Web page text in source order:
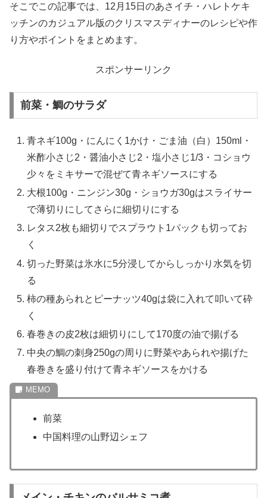
そこでこの記事では、12月15日のあさイチ・ハレトケキ
ッチンのカジュアル版のクリスマスディナーのレシピや作
り方やポイントをまとめます。
スポンサーリンク
前菜・鯛のサラダ
青ネギ100g・にんにく1かけ・ごま油（白）150ml・
米酢小さじ2・醤油小さじ2・塩小さじ1/3・コショウ
少々をミキサーで混ぜて青ネギソースにする
大根100g・ニンジン30g・ショウガ30gはスライサー
で薄切りにしてさらに細切りにする
レタス2枚も細切りでスプラウト1パックも切ってお
く
切った野菜は氷水に5分浸してからしっかり水気を切
る
柿の種あられとピーナッツ40gは袋に入れて叩いて砕
く
春巻きの皮2枚は細切りにして170度の油で揚げる
中央の鯛の刺身250gの周りに野菜やあられや揚げた
春巻きを盛り付けて青ネギソースをかける
前菜
中国料理の山野辺シェフ